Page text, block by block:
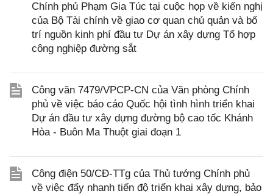
Chính phủ Phạm Gia Túc tại cuộc họp về kiến nghị
của Bộ Tài chính về giao cơ quan chủ quản và bố
trí nguồn kinh phí đầu tư Dự án xây dựng Tổ hợp
công nghiệp đường sắt
Công văn 7479/VPCP-CN của Văn phòng Chính
phủ về việc báo cáo Quốc hội tình hình triển khai
Dự án đầu tư xây dựng đường bộ cao tốc Khánh
Hòa - Buôn Ma Thuột giai đoạn 1
Công điện 50/CĐ-TTg của Thủ tướng Chính phủ
về việc đẩy nhanh tiến độ triển khai xây dựng, bảo